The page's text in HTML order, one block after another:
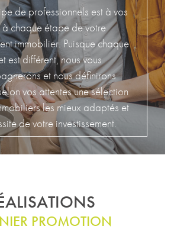
de professionnels est à vos
chaque étape de votre
immobilier. Puisque chaque
est différent, nous vous
et nous définirons
vos attentes une sélection
les mieux adaptés et
de votre investissement.
PROMOTION